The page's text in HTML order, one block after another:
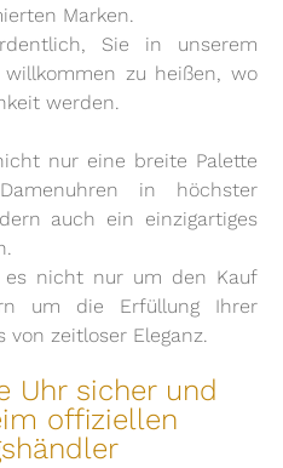
Marken.
Sie in unserem
willkommen zu heißen, wo
werden.
nur eine breite Palette
in höchster
auch ein einzigartiges
es nicht nur um den Kauf
um die Erfüllung Ihrer
von zeitloser Eleganz.
Uhr sicher und
offiziellen